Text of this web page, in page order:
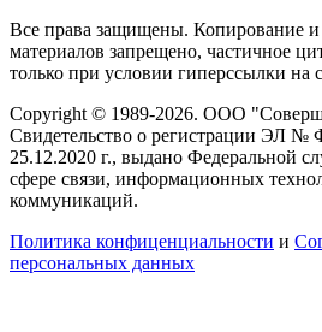
Все права защищены. Копирование и
материалов запрещено, частичное
только при условии гиперссылки на
Copyright © 1989-2026. ООО
Свидетельство о регистрации ЭЛ №
25.12.2020 г., выдано Федеральной
сфере связи, информационных
коммуникаций.
Политика конфиценциальности и
персональных данных